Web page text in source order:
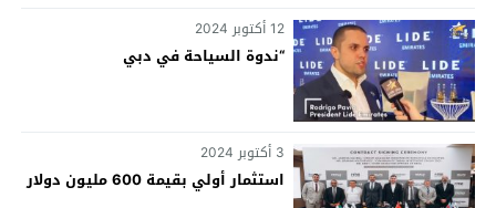
12 أكتوبر 2024
“ندوة السياحة في دبي
3 أكتوبر 2024
استثمار أولي بقيمة 600 مليون دولار